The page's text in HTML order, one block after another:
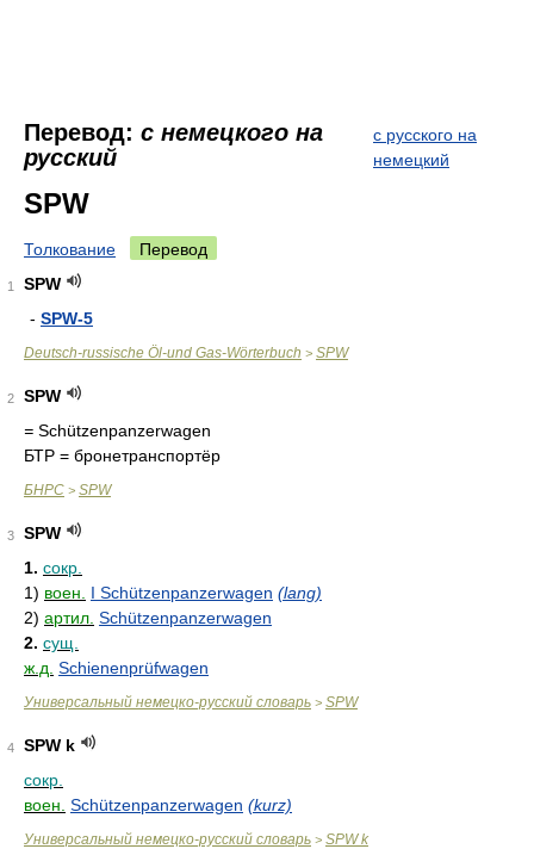
Перевод: с немецкого на
русский
с русского на
немецкий
SPW
Толкование Перевод
1
SPW
- SPW-5
Deutsch-russische Öl-und Gas-Wörterbuch > SPW
2
SPW
= Schützenpanzerwagen
БТР = бронетранспортёр
БНРС > SPW
3
SPW
1. сокр.
1) воен. I Schützenpanzerwagen (lang)
2) артил. Schützenpanzerwagen
2. сущ.
ж.д. Schienenprüfwagen
Универсальный немецко-русский словарь > SPW
4
SPW k
сокр.
воен. Schützenpanzerwagen (kurz)
Универсальный немецко-русский словарь > SPW k